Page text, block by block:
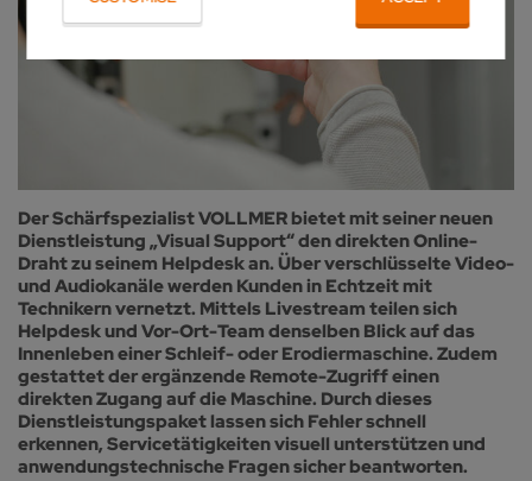
Der Schärfspezialist VOLLMER bietet mit seiner neuen
Dienstleistung „Visual Support“ den direkten Online-
Draht zu seinem Helpdesk an. Über verschlüsselte Video-
und Audiokanäle werden Kunden in Echtzeit mit
Technikern vernetzt. Mittels Livestream teilen sich
Helpdesk und Vor-Ort-Team denselben Blick auf das
Innenleben einer Schleif- oder Erodiermaschine. Zudem
gestattet der ergänzende Remote-Zugriff einen
direkten Zugang auf die Maschine. Durch dieses
Dienstleistungspaket lassen sich Fehler schnell
erkennen, Servicetätigkeiten visuell unterstützen und
anwendungstechnische Fragen sicher beantworten.